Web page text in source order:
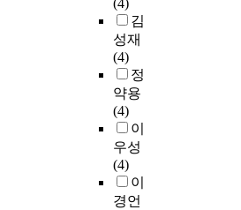
(4)
김
성재
(4)
정
약용
(4)
이
우성
(4)
이
경언